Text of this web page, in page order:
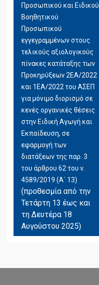
Προσωπικού και Ειδικού
Βοηθητικού
Προσωπικού
εγγεγραμμένων στους
τελικούς αξιολογικούς
πίνακες κατάταξης των
Προκηρύξεων 2ΕΑ/2022
και 1ΕΑ/2022 του ΑΣΕΠ
για μόνιμο διορισμό σε
κενές οργανικές θέσεις
στην Ειδική Αγωγή και
Εκπαίδευση, σε
εφαρμογή των
διατάξεων της παρ. 3
του άρθρου 62 του ν.
4589/2019 (Α΄ 13)
(προθεσμία από την
Τετάρτη 13 έως και
τη Δευτέρα 18
Αυγούστου 2025)